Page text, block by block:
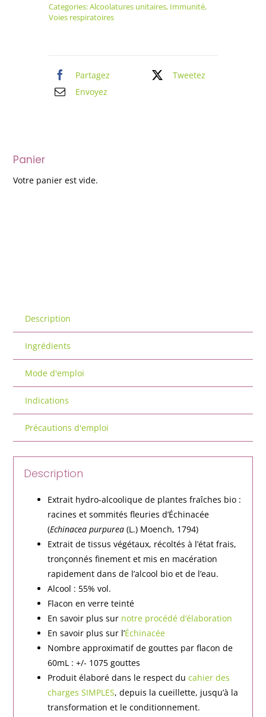
Categories:Alcoolatures unitaires, Immunité,
Voies respiratoires
Partagez
Tweetez
Envoyez
Panier
Votre panier est vide.
Description
Ingrédients
Mode d'emploi
Indications
Précautions d'emploi
Description
Extrait hydro-alcoolique de plantes fraîches bio :
racines et sommités fleuries d’Échinacée
(Echinacea purpurea(L.) Moench, 1794)
Extrait de tissus végétaux, récoltés à l’état frais,
tronçonnés finement et mis en macération
rapidement dans de l’alcool bio et de l’eau.
Alcool : 55% vol.
Flacon en verre teinté
En savoir plus sur notre procédé d’élaboration
En savoir plus sur l’Échinacée
Nombre approximatif de gouttes par flacon de
60mL : +/- 1075 gouttes
Produit élaboré dans le respect du cahier des
charges SIMPLES, depuis la cueillette, jusqu’à la
transformation et le conditionnement.